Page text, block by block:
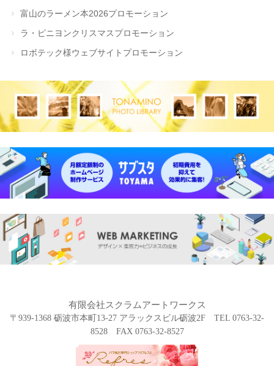
富山のラーメン本2026プロモーション
ラ・ピニヨンクリスマスプロモーション
ロボテック様ウェブサイトプロモーション
有限会社スクラムアートワークス
〒939-1368 砺波市本町13-27 アラックスビル砺波2F TEL 0763-32-
8528 FAX 0763-32-8527